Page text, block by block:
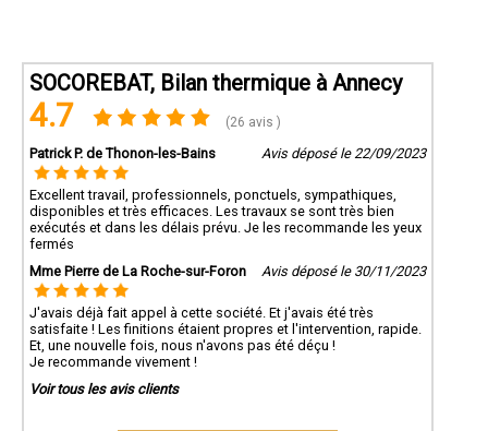
SOCOREBAT, Bilan thermique à Annecy
4.7 (26 avis )
Patrick P. de Thonon-les-Bains Avis déposé le 22/09/2023
Excellent travail, professionnels, ponctuels, sympathiques,
disponibles et très efficaces. Les travaux se sont très bien
exécutés et dans les délais prévu. Je les recommande les yeux
fermés
Mme Pierre de La Roche-sur-Foron
Avis déposé le 30/11/2023
J'avais déjà fait appel à cette société. Et j'avais été très
satisfaite ! Les finitions étaient propres et l'intervention, rapide.
Et, une nouvelle fois, nous n'avons pas été déçu !
Je recommande vivement !
Voir tous les avis clients